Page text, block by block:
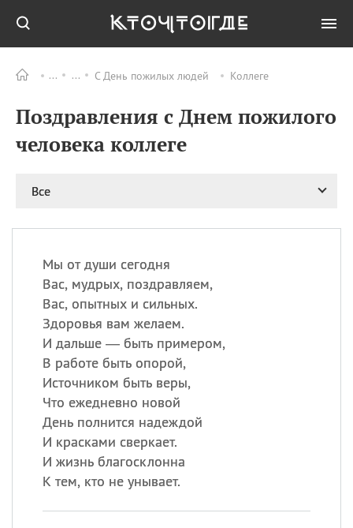
С День пожилых людей Коллеге
Поздравления с Днем пожилого
человека коллеге
Все
Мы от души сегодня
Вас, мудрых, поздравляем,
Вас, опытных и сильных.
Здоровья вам желаем.
И дальше — быть примером,
В работе быть опорой,
Источником быть веры,
Что ежедневно новой
День полнится надеждой
И красками сверкает.
И жизнь благосклонна
К тем, кто не унывает.
ПРАЗДНИКИ
08.08 День «Счастье
случается» (Happiness
великомученика
врачей и целителя
больных
09.08
ИМЕНА
Сегодня празднуют именины